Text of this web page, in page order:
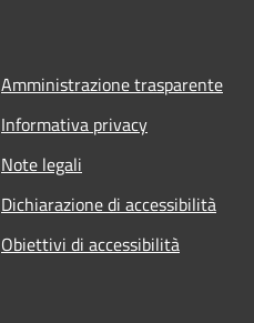
Amministrazione trasparente
Informativa privacy
Note legali
Dichiarazione di accessibilità
Obiettivi di accessibilità